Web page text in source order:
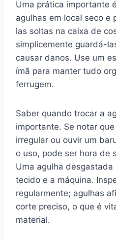
Uma prática importante
agulhas em local seco e
las soltas na caixa de
simplicemente guardá-
causar danos. Use um
ímã para manter tudo
ferrugem.
Saber quando trocar a
importante. Se notar
irregular ou ouvir um
o uso, pode ser hora de
Uma agulha
tecido e a máquina.
regularmente; agulhas
corte preciso, o que é
material.